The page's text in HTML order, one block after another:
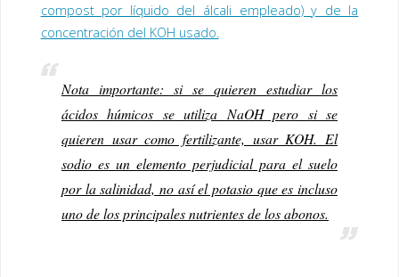
compost por líquido del álcali empleado) y de la
concentración del KOH usado.
Nota importante: si se quieren estudiar los
ácidos húmicos se utiliza NaOH pero si se
quieren usar como fertilizante, usar KOH. El
sodio es un elemento perjudicial para el suelo
por la salinidad, no así el potasio que es incluso
uno de los principales nutrientes de los abonos.